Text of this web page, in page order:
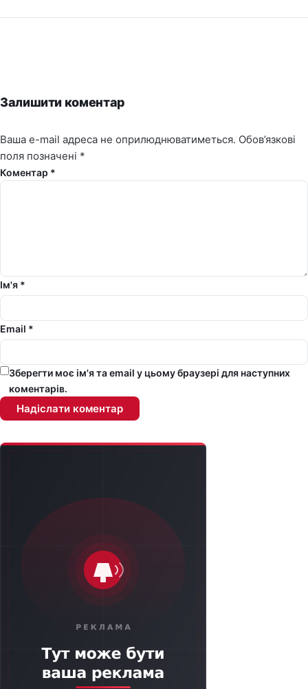
Залишити коментар
Ваша e-mail адреса не оприлюднюватиметься. Обов’язкові
поля позначені *
Коментар *
Ім'я *
Email *
Зберегти моє ім'я та email у цьому браузері для наступних
коментарів.